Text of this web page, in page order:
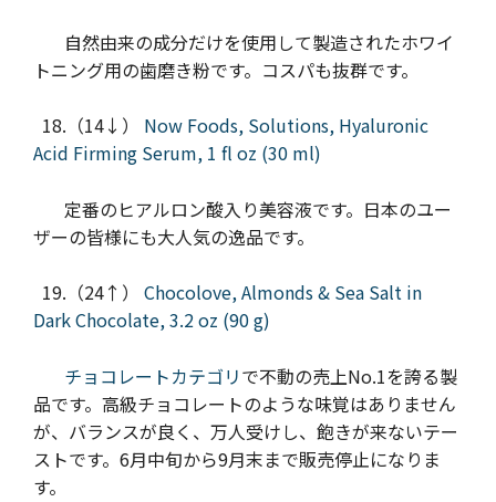
自然由来の成分だけを使用して製造されたホワイ
トニング用の歯磨き粉です。コスパも抜群です。
18.（14↓） Now Foods, Solutions, Hyaluronic
Acid Firming Serum, 1 fl oz (30 ml)
定番のヒアルロン酸入り美容液です。日本のユー
ザーの皆様にも大人気の逸品です。
19.（24↑） Chocolove, Almonds & Sea Salt in
Dark Chocolate, 3.2 oz (90 g)
チョコレートカテゴリで不動の売上No.1を誇る製
品です。高級チョコレートのような味覚はありません
が、バランスが良く、万人受けし、飽きが来ないテー
ストです。6月中旬から9月末まで販売停止になりま
す。